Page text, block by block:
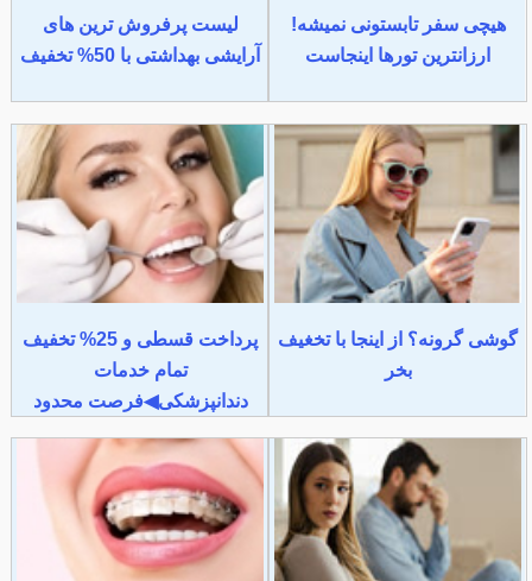
هیچی سفر تابستونی نمیشه!
ارزانترین تورها اینجاست
لیست پرفروش ترین های
آرایشی بهداشتی با 50% تخفیف
گوشی گرونه؟ از اینجا با تخغیف
بخر
پرداخت قسطی و 25% تخفیف
تمام خدمات
دندانپزشکی◀فرصت محدود